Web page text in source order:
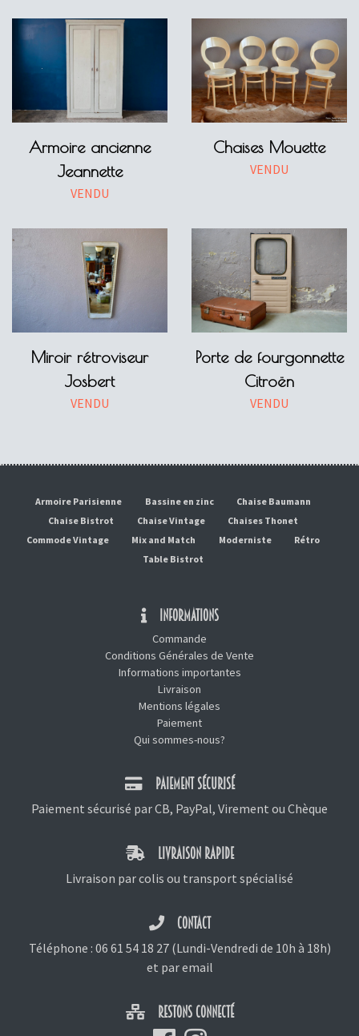
Armoire ancienne
Jeannette
VENDU
Chaises Mouette
VENDU
Miroir rétroviseur
Josbert
VENDU
Porte de fourgonnette
Citroën
VENDU
Armoire Parisienne Bassine en zinc
Chaise Baumann
Chaise Bistrot
Chaise Vintage
Chaises Thonet
Commode Vintage
Mix and Match Moderniste
Rétro
Table Bistrot
INFORMATIONS
Commande
Conditions Générales de Vente
Informations importantes
Livraison
Mentions légales
Paiement
Qui sommes-nous?
PAIEMENT SÉCURISÉ
Paiement sécurisé par CB, PayPal, Virement ou Chèque
LIVRAISON RAPIDE
Livraison par colis ou transport spécialisé
CONTACT
Téléphone : 06 61 54 18 27(Lundi-Vendredi de 10h à 18h)
et par email
RESTONS CONNECTÉ